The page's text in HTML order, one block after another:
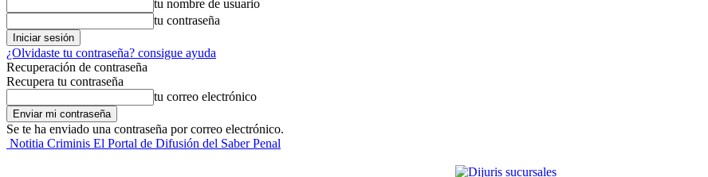
tu nombre de usuario
tu contraseña
¿Olvidaste tu contraseña? consigue ayuda
Recuperación de contraseña
Recupera tu contraseña
tu correo electrónico
Se te ha enviado una contraseña por correo electrónico.
Notitia Criminis El Portal de Difusión del Saber Penal